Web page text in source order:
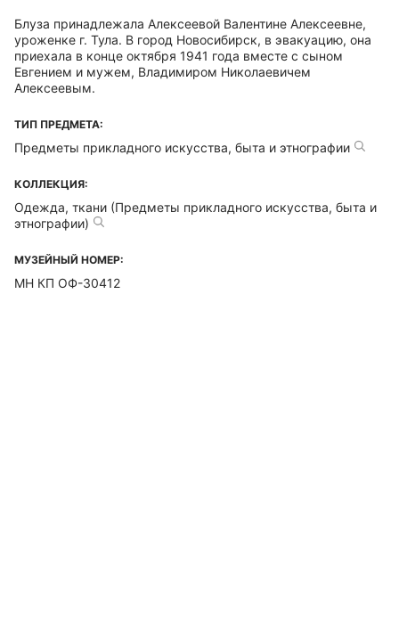
Блуза принадлежала Алексеевой Валентине Алексеевне,
уроженке г. Тула. В город Новосибирск, в эвакуацию, она
приехала в конце октября 1941 года вместе с сыном
Евгением и мужем, Владимиром Николаевичем
Алексеевым.
ТИП ПРЕДМЕТА:
Предметы прикладного искусства, быта и этнографии
КОЛЛЕКЦИЯ:
Одежда, ткани (Предметы прикладного искусства, быта и
этнографии)
МУЗЕЙНЫЙ НОМЕР:
МН КП ОФ-30412